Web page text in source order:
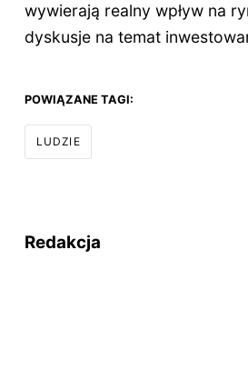
wywierają realny wpływ na
dyskusje na temat
POWIĄZANE TAGI:
LUDZIE
Redakcja